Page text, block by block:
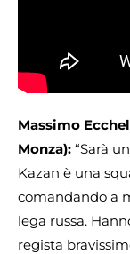
Massimo
Monza): “Sarà
Kazan è una
comandando a
lega russa.
regista